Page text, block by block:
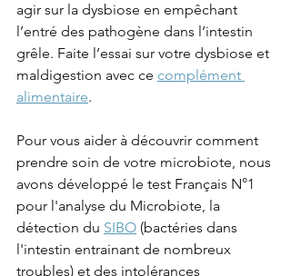
agir sur la dysbiose en empêchant
l’entré des pathogène dans l’intestin
grêle. Faite l’essai sur votre dysbiose et
maldigestion avec ce complément
alimentaire.
Pour vous aider à découvrir comment
prendre soin de votre microbiote, nous
avons développé le test Français N°1
pour l'analyse du Microbiote, la
détection du SIBO (bactéries dans
l'intestin entrainant de nombreux
troubles) et des intolérances